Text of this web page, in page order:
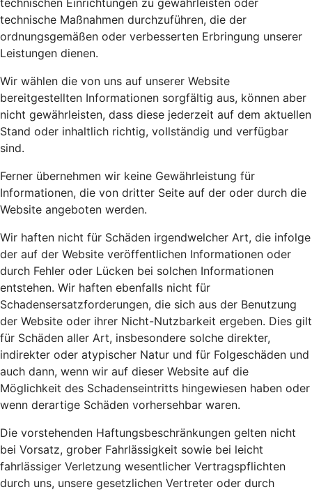
technischen Einrichtungen zu gewährleisten oder
technische Maßnahmen durchzuführen, die der
ordnungsgemäßen oder verbesserten Erbringung unserer
Leistungen dienen.
Wir wählen die von uns auf unserer Website
bereitgestellten Informationen sorgfältig aus, können aber
nicht gewährleisten, dass diese jederzeit auf dem aktuellen
Stand oder inhaltlich richtig, vollständig und verfügbar
sind.
Ferner übernehmen wir keine Gewährleistung für
Informationen, die von dritter Seite auf der oder durch die
Website angeboten werden.
Wir haften nicht für Schäden irgendwelcher Art, die infolge
der auf der Website veröffentlichen Informationen oder
durch Fehler oder Lücken bei solchen Informationen
entstehen. Wir haften ebenfalls nicht für
Schadensersatzforderungen, die sich aus der Benutzung
der Website oder ihrer Nicht-Nutzbarkeit ergeben. Dies gilt
für Schäden aller Art, insbesondere solche direkter,
indirekter oder atypischer Natur und für Folgeschäden und
auch dann, wenn wir auf dieser Website auf die
Möglichkeit des Schadenseintritts hingewiesen haben oder
wenn derartige Schäden vorhersehbar waren.
Die vorstehenden Haftungsbeschränkungen gelten nicht
bei Vorsatz, grober Fahrlässigkeit sowie bei leicht
fahrlässiger Verletzung wesentlicher Vertragspflichten
durch uns, unsere gesetzlichen Vertreter oder durch